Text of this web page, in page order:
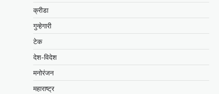
क्रीडा
गुन्हेगारी
टेक
देश-विदेश
मनोरंजन
महाराष्ट्र